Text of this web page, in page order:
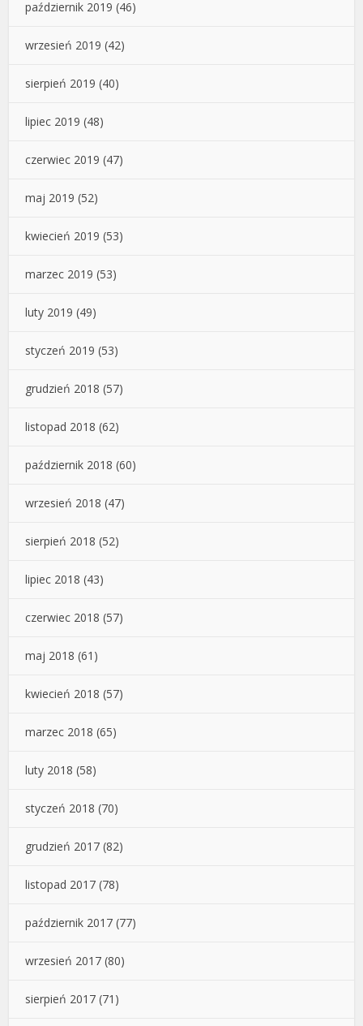
październik 2019 (46)
wrzesień 2019 (42)
sierpień 2019 (40)
lipiec 2019 (48)
czerwiec 2019 (47)
maj 2019 (52)
kwiecień 2019 (53)
marzec 2019 (53)
luty 2019 (49)
styczeń 2019 (53)
grudzień 2018 (57)
listopad 2018 (62)
październik 2018 (60)
wrzesień 2018 (47)
sierpień 2018 (52)
lipiec 2018 (43)
czerwiec 2018 (57)
maj 2018 (61)
kwiecień 2018 (57)
marzec 2018 (65)
luty 2018 (58)
styczeń 2018 (70)
grudzień 2017 (82)
listopad 2017 (78)
październik 2017 (77)
wrzesień 2017 (80)
sierpień 2017 (71)